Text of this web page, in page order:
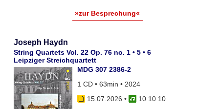
»zur Besprechung«
Joseph Haydn
String Quartets Vol. 22 Op. 76 no. 1 • 5 • 6
Leipziger Streichquartett
MDG 307 2386-2
1 CD • 63min • 2024
15.07.2026 •
10 10 10